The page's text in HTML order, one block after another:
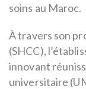
soins au Maroc.
À travers son
(SHCC),
innovant
universitaire